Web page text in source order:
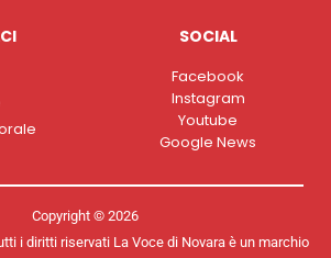
SOCIAL
Facebook
Instagram
Youtube
Google News
Copyright © 2026
i diritti riservati La Voce di Novara è un marchio